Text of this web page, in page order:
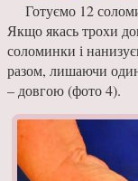
Готуємо 12
Якщо якась трохи
соломинки і
разом, лишаючи
– довгою (фото 4).